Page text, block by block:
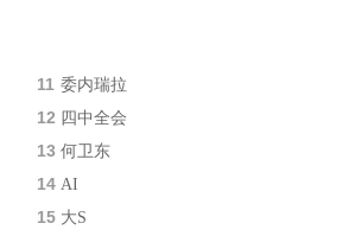
11 委内瑞拉
12 四中全会
13 何卫东
14 AI
15 大S